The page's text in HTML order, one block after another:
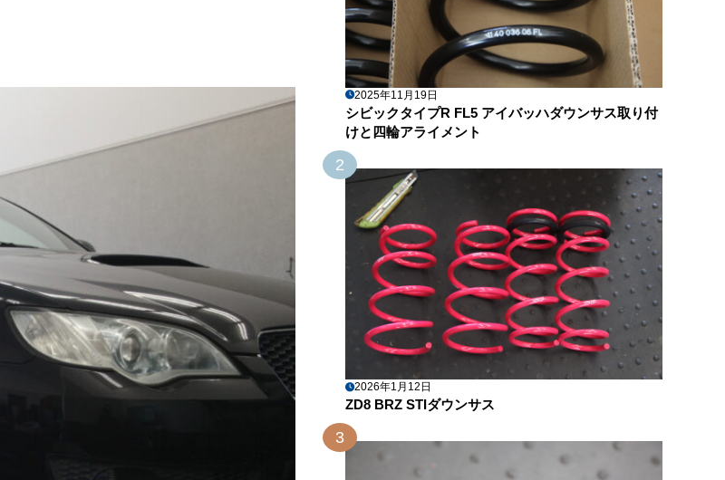
2025年11月19日
シビックタイプR FL5 アイバッハダウンサス取り付
けと四輪アライメント
2
2026年1月12日
ZD8 BRZ STIダウンサス
3